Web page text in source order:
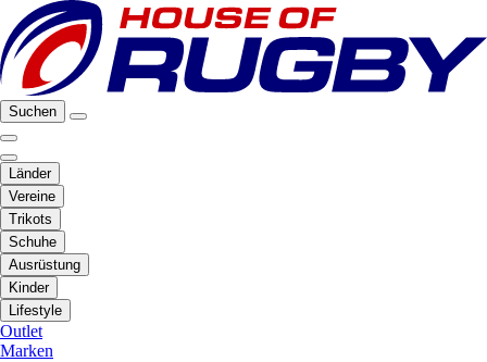
Suchen
Länder
Vereine
Trikots
Schuhe
Ausrüstung
Kinder
Lifestyle
Outlet
Marken